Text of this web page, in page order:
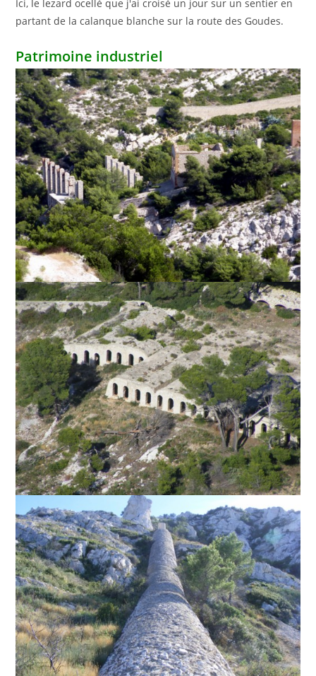
Ici, le lezard ocellé que j'ai croisé un jour sur un sentier en
partant de la calanque blanche sur la route des Goudes.
Patrimoine industriel